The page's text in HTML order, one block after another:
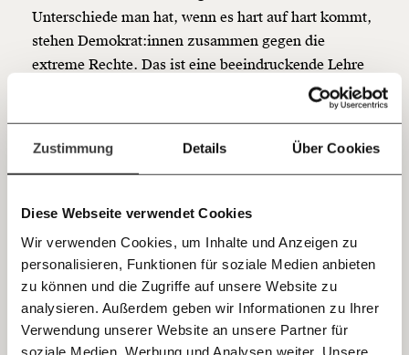
Zustimmung Details Über Cookies
Diese Webseite verwendet Cookies
Wir verwenden Cookies, um Inhalte und Anzeigen zu
personalisieren, Funktionen für soziale Medien anbieten
zu können und die Zugriffe auf unsere Website zu
analysieren. Außerdem geben wir Informationen zu Ihrer
Verwendung unserer Website an unsere Partner für
soziale Medien, Werbung und Analysen weiter. Unsere
Immer auf dem Laufenden
Du überweist lieber direkt?
Hier unsere IBAN: AT34 4300 0498 0007 6017
Kontoinhaber: Momentum Institut - Verein für
sozialen Fortschritt
Jetzt
einfach
teilen.
E-Mail
Whatsapp
Unterschiede man hat, wenn es hart auf hart kommt,
stehen Demokrat:innen zusammen gegen die
extreme Rechte. Das ist eine beeindruckende Lehre
in Sachen demokratischer Antifaschismus, der das
eigene Ego, die eigene Befindlichkeit und sogar den
Erfolg der eigenen Partei hintan stellt, um die
extreme Rechte zu verhindern.
#4 Immer erst in letzter
Sekunde abzuwehren, ist
riskant
Trotz allem ist das nur eine Atempause. Die Erfolge
des Rassemblement National lassen sich nicht